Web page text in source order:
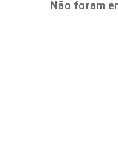
Não foram